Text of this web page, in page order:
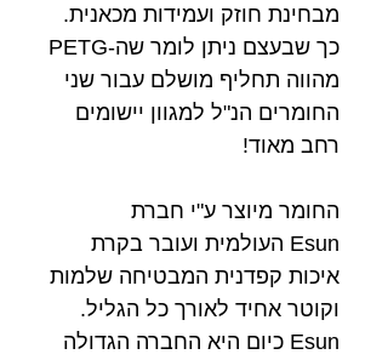
מבחינת חוזק ועמידות מכאנית.
כך שבעצם ניתן לומר שה-PETG
מהווה תחליף מושלם עבור שני
החומרים הנ"ל למגוון יישומים
רחב מאוד!
החומר מיוצר ע"י חברת
Esun העולמית ועובר בקרת
איכות קפדנית המבטיחה שלמות
וקוטר אחיד לאורך כל הגליל.
Esun כיום היא החברה הגדולה